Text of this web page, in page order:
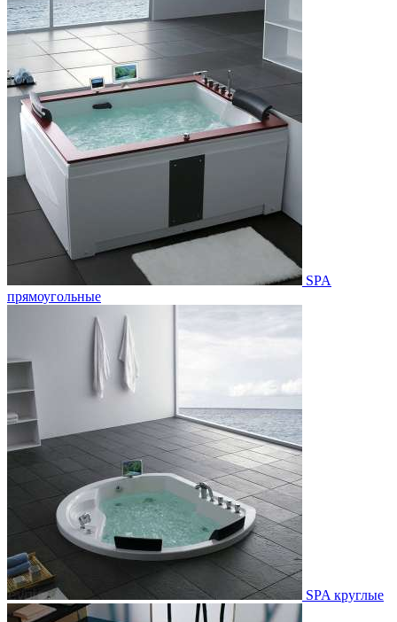
SPA
прямоугольные
SPA круглые